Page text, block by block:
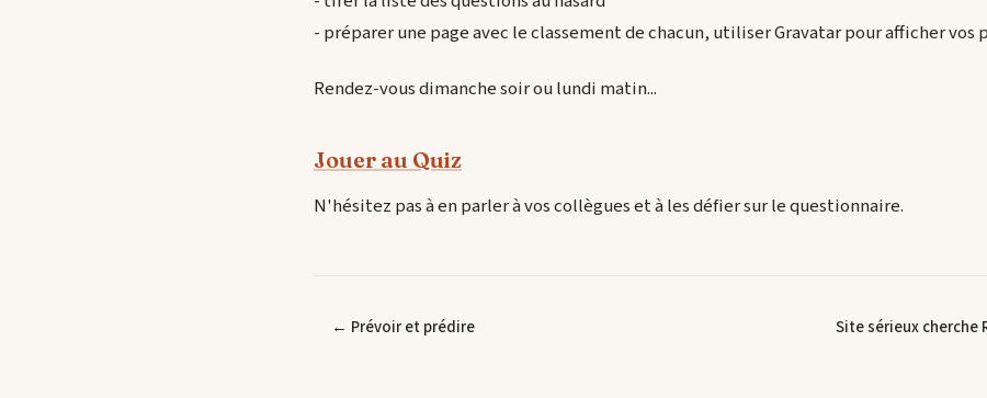
- préparer une page avec le classement de chacun, utiliser Gravatar pour afficher vos
Rendez-vous dimanche soir ou lundi matin...
Jouer au Quiz
N'hésitez pas à en parler à vos collègues et à les défier sur le questionnaire.
← Prévoir et prédire
Site sérieux cherche